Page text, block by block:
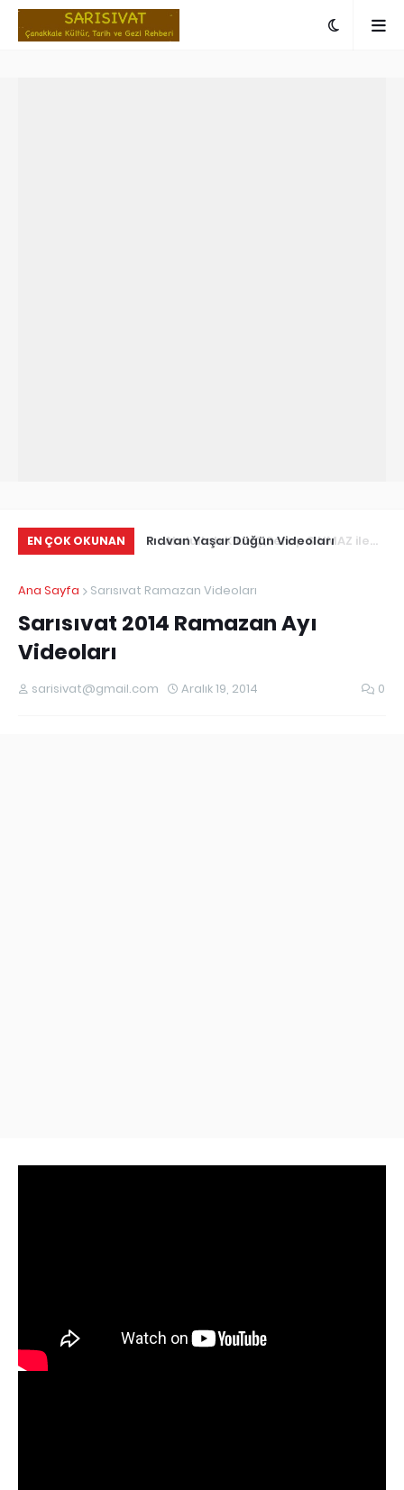
EN ÇOK OKUNAN
SINMAZ ile Rıdvan Yaşar Düğün Videoları
Ana Sayfa Sarısıvat Ramazan Videoları
Sarısıvat 2014 Ramazan Ayı
Videoları
sarisivat@gmail.com Aralık 19, 2014 0